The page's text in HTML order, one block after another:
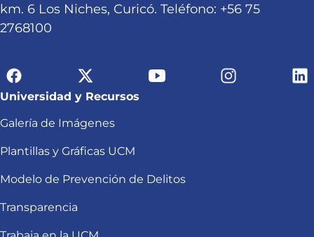
km. 6 Los Niches, Curicó. Teléfono: +56 75
2768100
Universidad y Recursos
Galería de Imágenes
Plantillas y Gráficas UCM
Modelo de Prevención de Delitos
Transparencia